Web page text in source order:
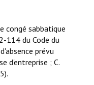
congé sabbatique
114 du Code du
prévu
d'entreprise ; C.